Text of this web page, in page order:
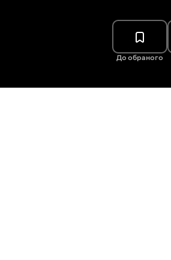
До обраного